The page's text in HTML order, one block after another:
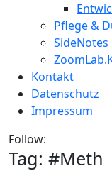
Pflege &
SideNotes
Kontakt
Datenschutz
Impressum
Follow:
Tag: #Meth